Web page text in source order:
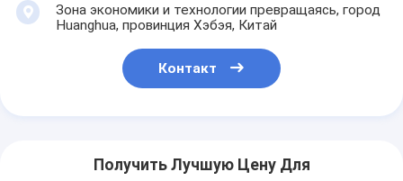
Зона экономики и технологии превращаясь, город
Huanghua, провинция Хэбэя, Китай
Контакт
Получить Лучшую Цену Для